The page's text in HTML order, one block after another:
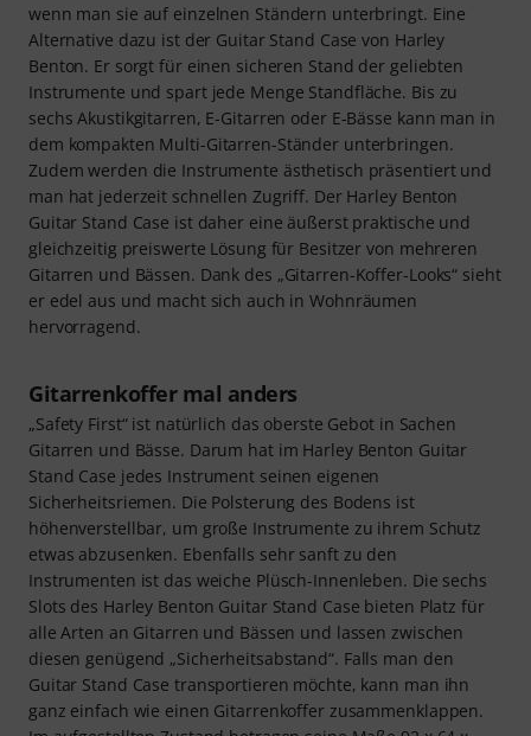
wenn man sie auf einzelnen Ständern unterbringt. Eine
Alternative dazu ist der Guitar Stand Case von Harley
Benton. Er sorgt für einen sicheren Stand der geliebten
Instrumente und spart jede Menge Standfläche. Bis zu
sechs Akustikgitarren, E-Gitarren oder E-Bässe kann man in
dem kompakten Multi-Gitarren-Ständer unterbringen.
Zudem werden die Instrumente ästhetisch präsentiert und
man hat jederzeit schnellen Zugriff. Der Harley Benton
Guitar Stand Case ist daher eine äußerst praktische und
gleichzeitig preiswerte Lösung für Besitzer von mehreren
Gitarren und Bässen. Dank des „Gitarren-Koffer-Looks“ sieht
er edel aus und macht sich auch in Wohnräumen
hervorragend.
Gitarrenkoffer mal anders
„Safety First“ ist natürlich das oberste Gebot in Sachen
Gitarren und Bässe. Darum hat im Harley Benton Guitar
Stand Case jedes Instrument seinen eigenen
Sicherheitsriemen. Die Polsterung des Bodens ist
höhenverstellbar, um große Instrumente zu ihrem Schutz
etwas abzusenken. Ebenfalls sehr sanft zu den
Instrumenten ist das weiche Plüsch-Innenleben. Die sechs
Slots des Harley Benton Guitar Stand Case bieten Platz für
alle Arten an Gitarren und Bässen und lassen zwischen
diesen genügend „Sicherheitsabstand“. Falls man den
Guitar Stand Case transportieren möchte, kann man ihn
ganz einfach wie einen Gitarrenkoffer zusammenklappen.